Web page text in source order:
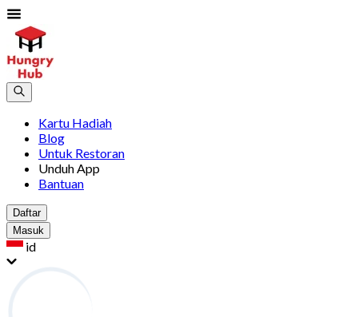
Kartu Hadiah
Blog
Untuk Restoran
Unduh App
Bantuan
Daftar
Masuk
id